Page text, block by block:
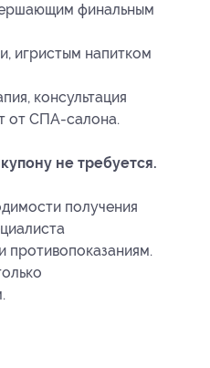
финальным
игристым напитком
консультация
от СПА-салона.
не требуется.
получения
противопоказаниям.